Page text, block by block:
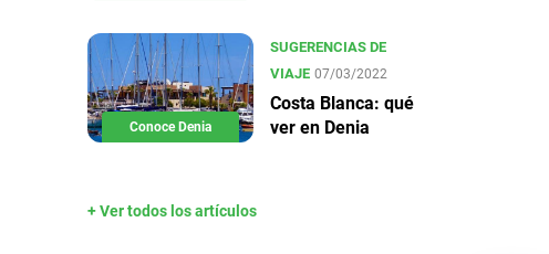
Conoce Denia
SUGERENCIAS DE
VIAJE 07/03/2022
Costa Blanca: qué
ver en Denia
+ Ver todos los artículos